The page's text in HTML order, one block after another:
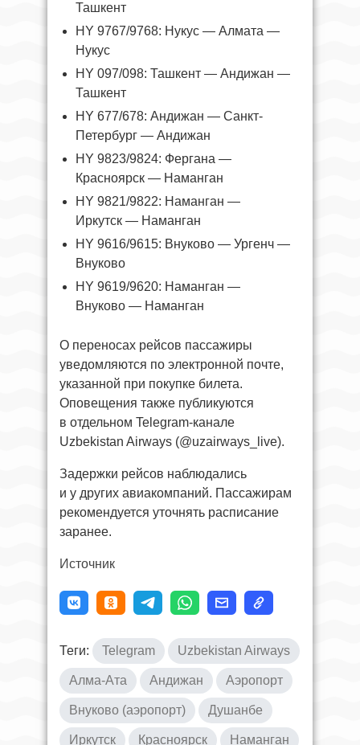
Ташкент
HY 9767/9768: Нукус — Алмата —
Нукус
HY 097/098: Ташкент — Андижан —
Ташкент
HY 677/678: Андижан — Санкт-
Петербург — Андижан
HY 9823/9824: Фергана —
Красноярск — Наманган
HY 9821/9822: Наманган —
Иркутск — Наманган
HY 9616/9615: Внуково — Ургенч —
Внуково
HY 9619/9620: Наманган —
Внуково — Наманган
О переносах рейсов пассажиры
уведомляются по электронной почте,
указанной при покупке билета.
Оповещения также публикуются
в отдельном Telegram-канале
Uzbekistan Airways (@uzairways_live).
Задержки рейсов наблюдались
и у других авиакомпаний. Пассажирам
рекомендуется уточнять расписание
заранее.
Источник
Теги: Telegram Uzbekistan Airways
Алма-Ата Андижан Аэропорт
Внуково (аэропорт) Душанбе
Иркутск Красноярск Наманган